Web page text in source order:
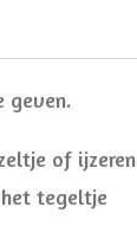
geven.
of ijzeren
het tegeltje